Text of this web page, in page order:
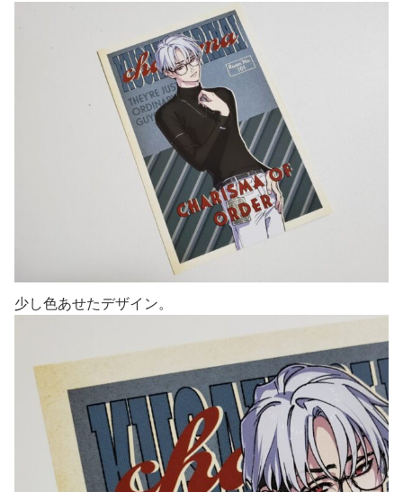
少し色あせたデザイン。